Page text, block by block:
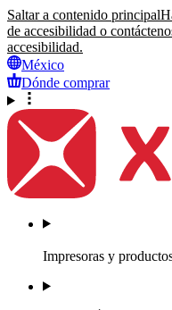
Saltar a contenido principal
de accesibilidad o
accesibilidad.
México
Dónde comprar
Impresoras y